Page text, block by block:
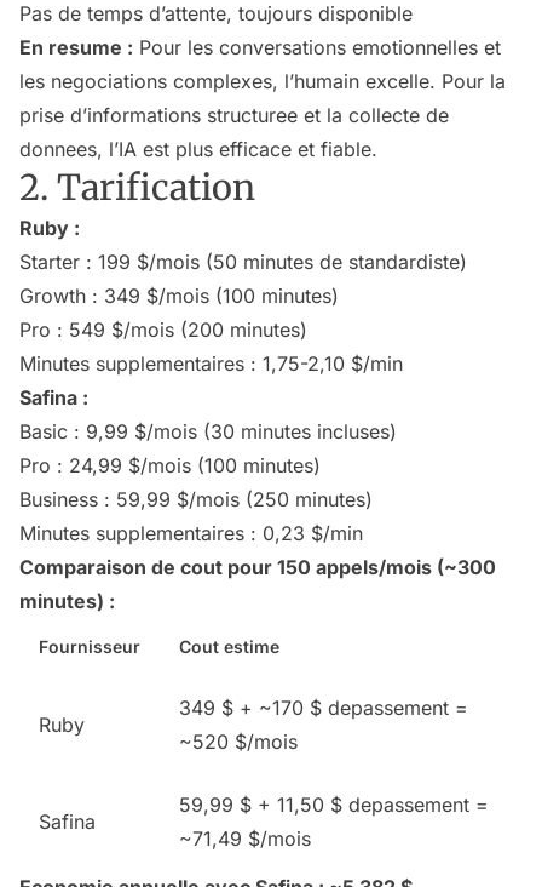
Pas de temps d’attente, toujours disponible
En resume : Pour les conversations emotionnelles et
les negociations complexes, l’humain excelle. Pour la
prise d’informations structuree et la collecte de
donnees, l’IA est plus efficace et fiable.
2. Tarification
Ruby :
Starter : 199 $/mois (50 minutes de standardiste)
Growth : 349 $/mois (100 minutes)
Pro : 549 $/mois (200 minutes)
Minutes supplementaires : 1,75-2,10 $/min
Safina :
Basic : 9,99 $/mois (30 minutes incluses)
Pro : 24,99 $/mois (100 minutes)
Business : 59,99 $/mois (250 minutes)
Minutes supplementaires : 0,23 $/min
Comparaison de cout pour 150 appels/mois (~300
minutes) :
Fournisseur Cout estime
Ruby
349 $ + ~170 $ depassement =
~520 $/mois
Safina
59,99 $ + 11,50 $ depassement =
~71,49 $/mois